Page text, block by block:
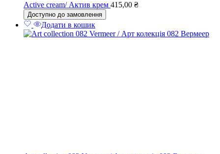
Active cream/ Актив крем 415,00 ₴
Доступно до замовлення
Додати в кошик